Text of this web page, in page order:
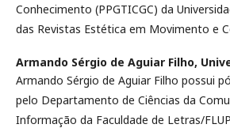
Conhecimento (PPGTICGC) da
das Revistas Estética em Movimento e
Armando Sérgio de Aguiar Filho,
Armando Sérgio de Aguiar Filho possui
pelo Departamento de Ciências da
Informação da Faculdade de Letras/